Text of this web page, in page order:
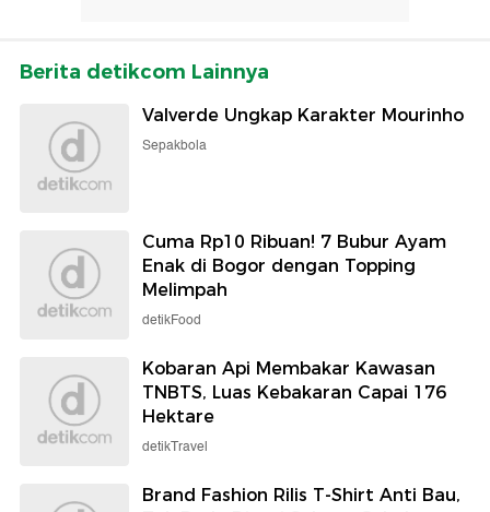
Berita detikcom Lainnya
Valverde Ungkap Karakter Mourinho
Sepakbola
Cuma Rp10 Ribuan! 7 Bubur Ayam
Enak di Bogor dengan Topping
Melimpah
detikFood
Kobaran Api Membakar Kawasan
TNBTS, Luas Kebakaran Capai 176
Hektare
detikTravel
Brand Fashion Rilis T-Shirt Anti Bau,